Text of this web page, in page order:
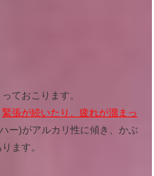
ておこります。
緊張が続いたり、疲れが溜まっ
ー)がアルカリ性に傾き、かぶ
ます。